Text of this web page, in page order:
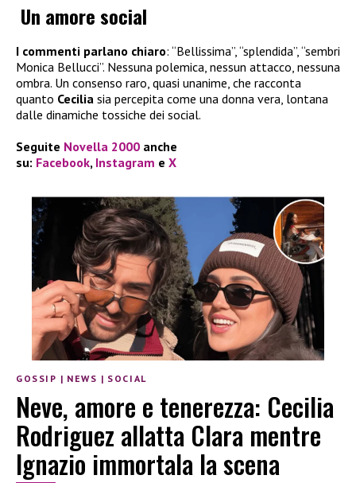
Un amore social
I commenti parlano chiaro: “Bellissima”, “splendida”, “sembri
Monica Bellucci”. Nessuna polemica, nessun attacco, nessuna
ombra. Un consenso raro, quasi unanime, che racconta
quanto Cecilia sia percepita come una donna vera, lontana
dalle dinamiche tossiche dei social.
Seguite Novella 2000 anche
su: Facebook, Instagram e X
GOSSIP | NEWS | SOCIAL
Neve, amore e tenerezza: Cecilia
Rodriguez allatta Clara mentre
Ignazio immortala la scena